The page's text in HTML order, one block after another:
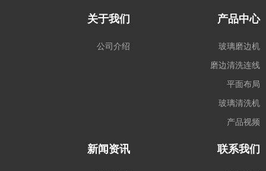
关于我们
公司介绍
产品中心
玻璃磨边机
磨边清洗连线
平面布局
玻璃清洗机
产品视频
新闻资讯 联系我们